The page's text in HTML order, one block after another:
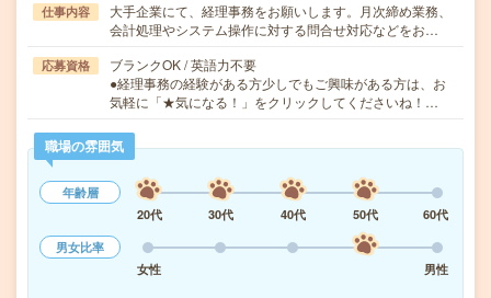
仕事内容
大手企業にて、経理事務をお願いします。月次締め業務、
会計処理やシステム操作に対する問合せ対応などをお…
応募資格
ブランクOK / 英語力不要
●経理事務の経験がある方少しでもご興味がある方は、お
気軽に「★気になる！」をクリックしてくださいね！…
職場の雰囲気
年齢層
20代
30代 40代 50代
60代
男女比率
女性
男性